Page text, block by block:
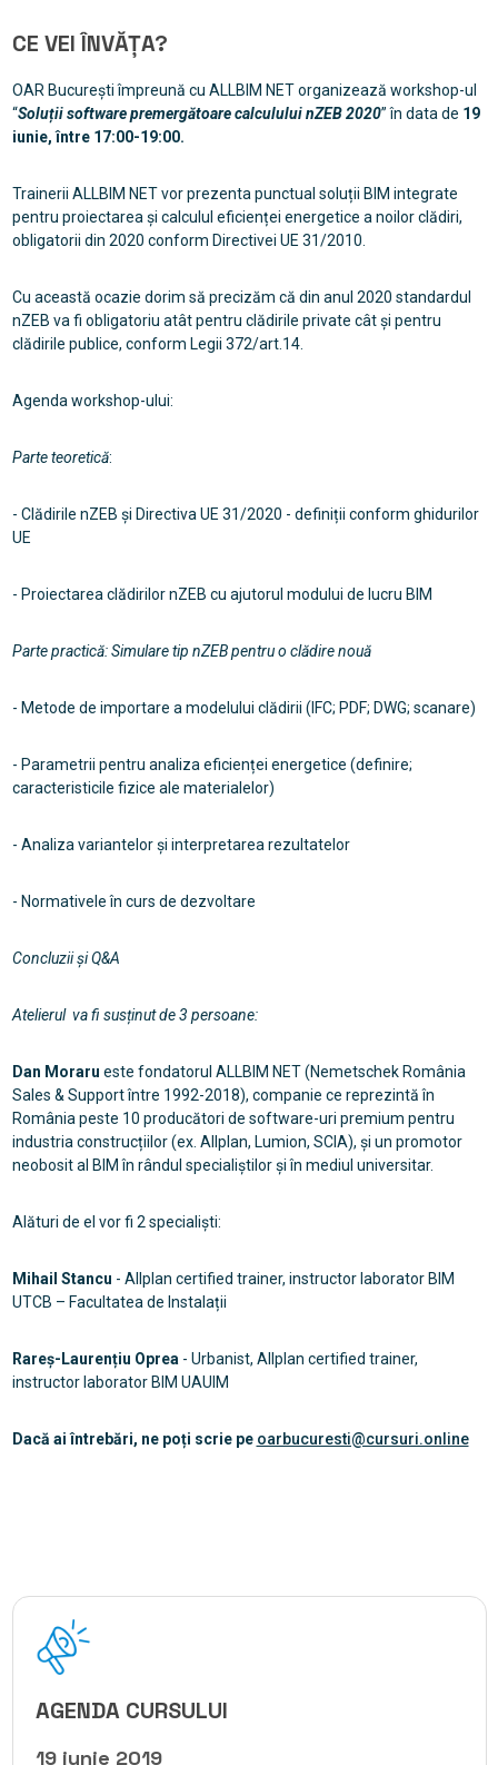
CE VEI ÎNVĂȚA?
OAR București împreună cu ALLBIM NET organizează workshop-ul
“Soluții software premergătoare calculului nZEB 2020” în data de 19
iunie, între 17:00-19:00.
Trainerii ALLBIM NET vor prezenta punctual soluții BIM integrate
pentru proiectarea și calculul eficienței energetice a noilor clădiri,
obligatorii din 2020 conform Directivei UE 31/2010.
Cu această ocazie dorim să precizăm că din anul 2020 standardul
nZEB va fi obligatoriu atât pentru clădirile private cât și pentru
clădirile publice, conform Legii 372/art.14.
Agenda workshop-ului:
Parte teoretică:
- Clădirile nZEB și Directiva UE 31/2020 - definiții conform ghidurilor
UE
- Proiectarea clădirilor nZEB cu ajutorul modului de lucru BIM
Parte practică: Simulare tip nZEB pentru o clădire nouă
- Metode de importare a modelului clădirii (IFC; PDF; DWG; scanare)
- Parametrii pentru analiza eficienței energetice (definire;
caracteristicile fizice ale materialelor)
- Analiza variantelor și interpretarea rezultatelor
- Normativele în curs de dezvoltare
Concluzii și Q&A
Atelierul va fi susținut de 3 persoane:
Dan Moraru este fondatorul ALLBIM NET (Nemetschek România
Sales & Support între 1992-2018), companie ce reprezintă în
România peste 10 producători de software-uri premium pentru
industria construcțiilor (ex. Allplan, Lumion, SCIA), și un promotor
neobosit al BIM în rândul specialiștilor și în mediul universitar.
Alături de el vor fi 2 specialiști:
Mihail Stancu - Allplan certified trainer, instructor laborator BIM
UTCB – Facultatea de Instalații
Rareș-Laurențiu Oprea - Urbanist, Allplan certified trainer,
instructor laborator BIM UAUIM
Dacă ai întrebări, ne poți scrie pe oarbucuresti@cursuri.online
AGENDA CURSULUI
19 iunie 2019